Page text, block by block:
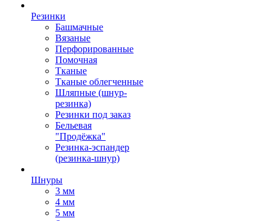
Резинки
Башмачные
Вязаные
Перфорированные
Помочная
Тканые
Тканые облегченные
Шляпные (шнур-
резинка)
Резинки под заказ
Бельевая
"Продёжка"
Резинка-эспандер
(резинка-шнур)
Шнуры
3 мм
4 мм
5 мм